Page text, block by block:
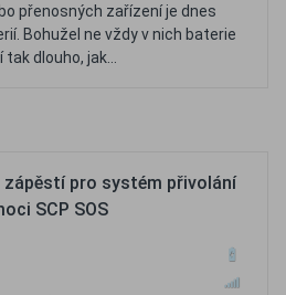
přenosných zařízení je dnes
Bohužel ne vždy v nich baterie
dlouho, jak...
pro systém přivolání
SCP SOS